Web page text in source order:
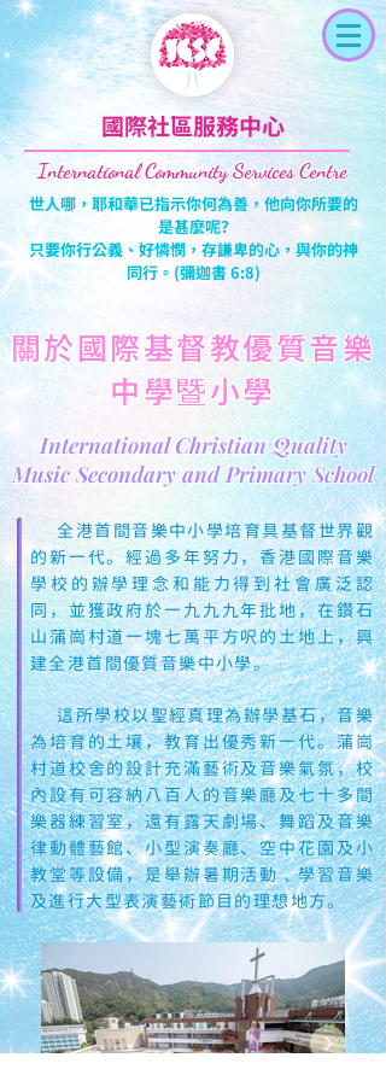
國際社區服務中心
International CommunityServices Centre
世人哪，耶和華已指​示你何為善，他向你所要的
是甚麼呢?
只要你行公義、好憐憫，存謙卑的心，與你的神
同行。(彌迦書 6:8)
​關於國際基督教優質音樂
中學暨小學
International Christian Quality
Music Secondary and Primary School
全港首間音樂中小學培育具基督世界觀
的新一代。經過多年努力，香港國際音樂
學校的辦學理念和能力得到社會廣泛認
同，並獲政府於一九九九年批地，在鑽石
山蒲崗村道一塊七萬平方呎的土地上，興
建全港首間優質音樂中小學。
這所學校以聖經真理為辦學基石，音樂
為培育的土壤，教育出優秀新一代。蒲崗
村道校舍的設計充滿藝術及音樂氣氛，校
內設有可容納八百人的音樂廳及七十多間
樂器練習室，還有露天劇場、舞蹈及音樂
律動體藝館、小型演奏廳、空中花園及小
教堂等設備，是舉辦暑期活動﹑學習音樂
及進行大型表演藝術節目的理想地方。